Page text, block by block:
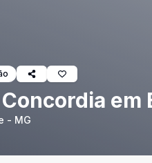
em
- MG